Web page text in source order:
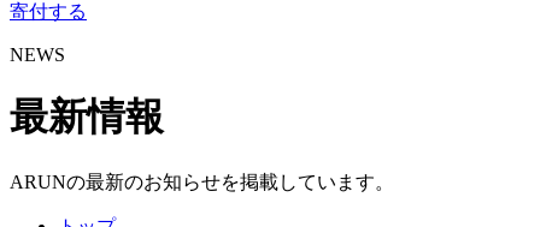
寄付する
NEWS
最新情報
ARUNの最新のお知らせを掲載しています。